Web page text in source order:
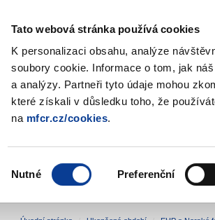
Tato webová stránka používá cookies
K personalizaci obsahu, analýze
soubory cookie. Informace o tom, jak
a analýzy. Partneři tyto údaje mohou
které získali v důsledku toho, že
na mfcr.cz/cookies.
souhlasu
Nutné Preferenční
Fondy EHP a Norska
ŽIVOTNÍ PROSTŘEDÍ LIDSKÁ